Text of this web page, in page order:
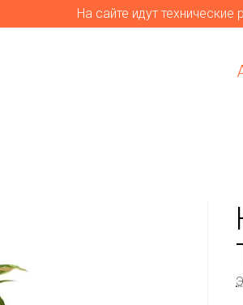
На сайте идут технические